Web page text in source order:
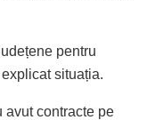
pentru
situația.
avut contracte pe